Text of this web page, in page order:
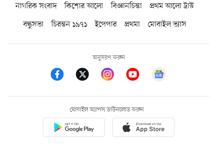
নাগরিক সংবাদ কিশোর আলো বিজ্ঞানচিন্তা
প্রথম আলো ট্রাস্ট
বন্ধুসভা
চিরন্তন ১৯৭১ ইপেপার প্রথমা মোবাইল ভ্যাস
অনুসরণ করুন
মোবাইল অ্যাপস ডাউনলোড করুন